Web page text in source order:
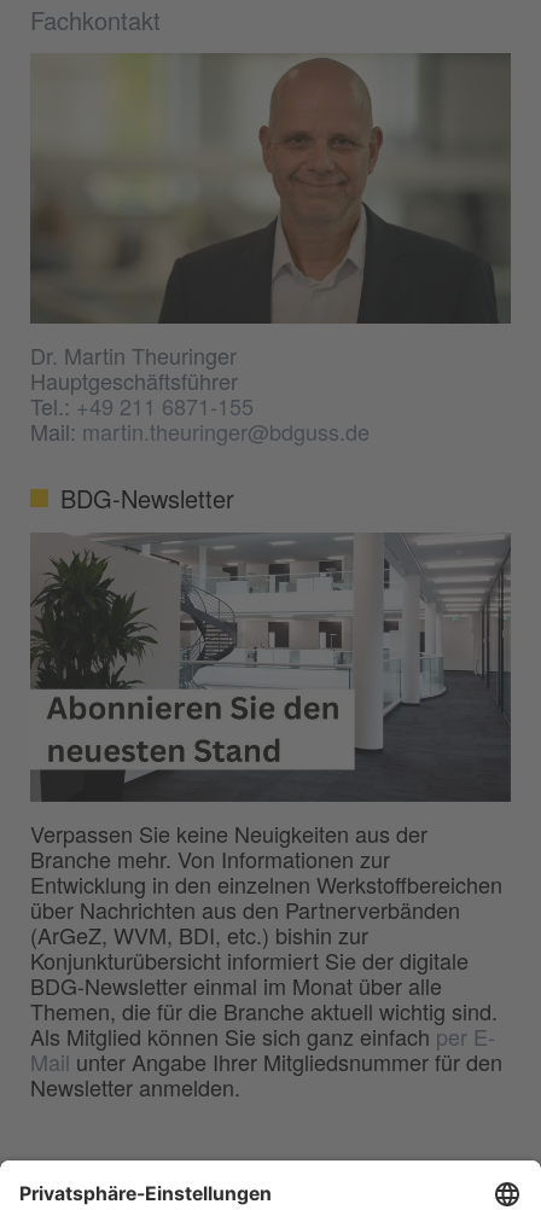
Fachkontakt
Dr. Martin Theuringer
Hauptgeschäftsführer
Tel.:+49 211 6871-155
Mail: martin.theuringer@bdguss.de
BDG-Newsletter
Verpassen Sie keine Neuigkeiten aus der
Branche mehr. Von Informationen zur
Entwicklung in den einzelnen Werkstoffbereichen
über Nachrichten aus den Partnerverbänden
(ArGeZ, WVM, BDI, etc.) bishin zur
Konjunkturübersicht informiert Sie der digitale
BDG-Newsletter einmal im Monat über alle
Themen, die für die Branche aktuell wichtig sind.
Als Mitglied können Sie sich ganz einfach per E-
Mail unter Angabe Ihrer Mitgliedsnummer für den
Newsletter anmelden.